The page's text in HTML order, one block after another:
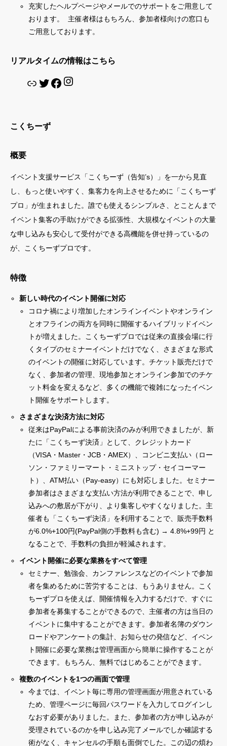
充実したヘルプページやメールでのサポートをご用意して
おります。 主催者様はもちろん、参加者様向けの窓口も
ご用意しております。
リアルタイムの情報はこちら
リンク Twitter
Facebook
Instagram
こくちーず
概要
イベント支援サービス「こくちーず（告知’s）」を一から見直
し、もっと使いやすく、集客力を向上させるために「こくちーず
プロ」が生まれました。誰でも使えるシンプルさ、とことんまで
イベント集客の手助けができる拡張性、大規模なイベントの大量
な申し込みも安心して受付ができる高機能を併せ持っているの
が、こくちーずプロです。
特徴
新しい時代のイベント開催に対応
コロナ禍により増加したオンラインイベントやオンライン
とオフラインの両方を同時に開催するハイブリッドイベン
トが増えました。こくちーずプロでは従来の直接会場に行
くタイプのセミナーイベントだけでなく、さまざまな形式
のイベントの開催に対応しています。チケット販売だけで
なく、参加者の管理、現地参加とオンライン参加でのチケ
ット料金を変えるなど、多くの機能で複雑になったイベン
ト開催をサポートします。
さまざまな決済方法に対応
従来はPayPalによる事前決済のみが利用できましたが、新
たに「こくちーず決済」として、クレジットカード
（VISA・Master・JCB・AMEX）、コンビニ支払い（ロー
ソン・ファミリーマート・ミニストップ・セイコーマー
ト）、ATM払い（Pay-easy）にも対応しました。セミナー
参加者はさまざまな支払い方法が利用できることで、申し
込みへの敷居が下がり、より集客しやすくなりました。主
催者も「こくちーず決済」を利用することで、販売手数料
が6.0%+100円(PayPal側の手数料も含む) → 4.8%+99円 と
なることで、手数料の負担が軽減されます。
イベント開催に必要な業務をすべて管理
セミナー、勉強会、カンファレンスなどのイベントで参加
者を集めるために苦労することは、もうありません。こく
ちーずプロを使えば、開催情報を入力するだけで、すぐに
参加者を募集することができるので、主催者の方は当日の
イベントに集中することができます。参加者名簿のダウン
ロードやアンケートの集計、お知らせの発信など、イベン
ト開催に必要な業務は管理画面から簡単に操作することが
できます。もちろん、無料ではじめることができます。
複数のイベントを1つの画面で管理
今までは、イベント毎に専用の管理画面が用意されている
ため、管理ページに毎回パスワードを入力してログインし
なおす必要がありました。また、参加者の方が申し込みが
受理されているのかを申し込み完了メールでしか確認する
術がなく、キャンセルの手順も面倒でした。この辺の煩わ